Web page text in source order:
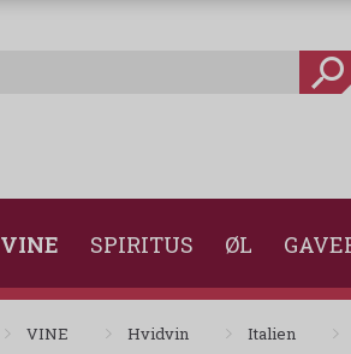
VINE SPIRITUS ØL
VINE Hvidvin Italien